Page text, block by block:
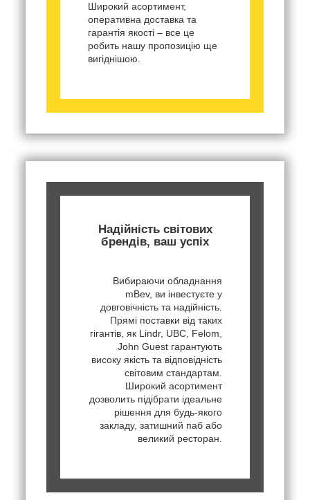
Широкий асортимент,
оперативна доставка та
гарантія якості – все це
робить нашу пропозицію ще
вигіднішою.
Надійність світових
брендів, ваш успіх
Вибираючи обладнання
mBev, ви інвестуєте у
довговічність та надійність.
Прямі поставки від таких
гігантів, як Lindr, UBC, Felom,
John Guest гарантують
високу якість та відповідність
світовим стандартам.
Широкий асортимент
дозволить підібрати ідеальне
рішення для будь-якого
закладу, затишний паб або
великий ресторан.